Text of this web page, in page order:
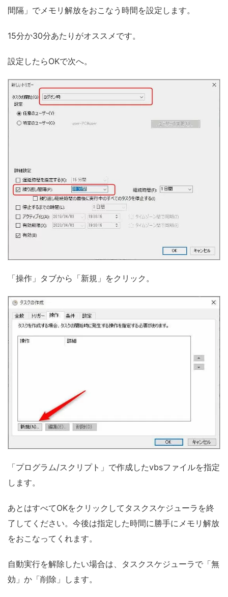
間隔」でメモリ解放をおこなう時間を設定します。
15分か30分あたりがオススメです。
設定したらOKで次へ。
「操作」タブから「新規」をクリック。
「プログラム/スクリプト」で作成したvbsファイルを指定
します。
あとはすべてOKをクリックしてタスクスケジューラを終
了してください。今後は指定した時間に勝手にメモリ解放
をおこなってくれます。
自動実行を解除したい場合は、タスクスケジューラで「無
効」か「削除」します。